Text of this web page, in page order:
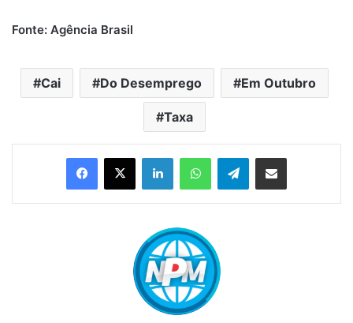
Fonte: Agência Brasil
Cai Do Desemprego Em Outubro
Taxa
Telegram